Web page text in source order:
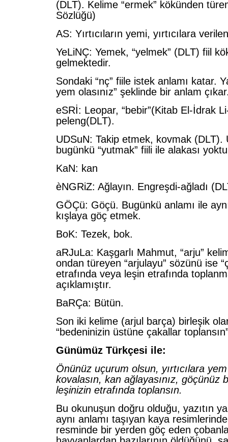
(DLT). Kelime “ermek” kökünden
Sözlüğü)
AS: Yırtıcıların yemi, yırtıcılara
YeLiNÇ: Yemek, “yelmek” (DLT) fiil
gelmektedir.
Sondaki “nç” fiile istek anlamı katar.
yem olasınız” şeklinde bir anlam
eSRİ: Leopar, “bebir”(Kitab El-İdrak
peleng(DLT).
UDSuN: Takip etmek, kovmak (DLT).
bugünkü “yutmak” fiili ile alakası
KaN: kan
èNGRiZ: Ağlayın. Engreşdi-ağladı
GÖÇü: Göçü. Bugünkü anlamı ile
kışlaya göç etmek.
BoK: Tezek, bok.
aRJuLa: Kaşgarlı Mahmut, “arju”
ondan türeyen “arjulayu” sözünü ise
etrafında veya leşin etrafında
açıklamıştır.
BaRÇa: Bütün.
Son iki kelime (arjul barça) birleşik
“bedeninizin üstüne çakallar
Günümüz Türkçesi ile:
Önünüz uçurum olsun, yırtıcılara
kovalasın, kan ağlayasınız, göçünüz
leşinizin etrafında toplansın.
Bu okunuşun doğru olduğu, yazıtın
aynı anlamı taşıyan kaya
resminde bir yerden göç eden